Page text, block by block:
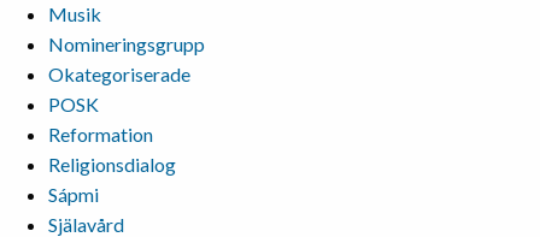
Musik
Nomineringsgrupp
Okategoriserade
POSK
Reformation
Religionsdialog
Sápmi
Själavård